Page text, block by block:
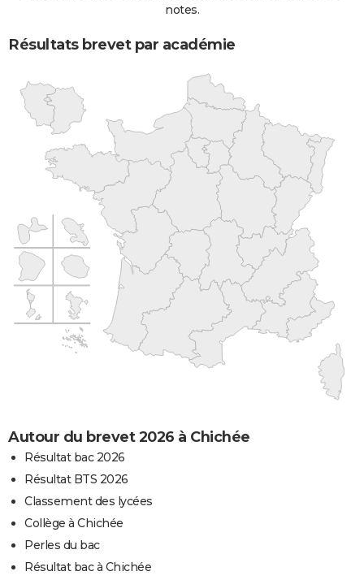
notes.
Résultats brevet par académie
Autour du brevet 2026 à Chichée
Résultat bac 2026
Résultat BTS 2026
Classement des lycées
Collège à Chichée
Perles du bac
Résultat bac à Chichée